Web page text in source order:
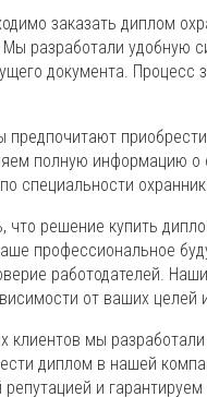
заказать диплом
Мы разработали удобную
документа. Процесс
предпочитают
полную информацию о
специальности
что решение купить
профессиональное
работодателей.
от ваших целей
клиентов мы
диплом в нашей
и